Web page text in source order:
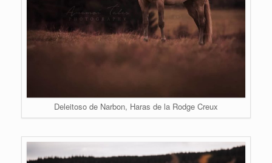
Deleitoso de Narbon, Haras de la Rodge Creux